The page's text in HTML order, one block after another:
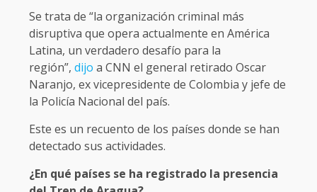
Se trata de “la organización criminal más
disruptiva que opera actualmente en América
Latina, un verdadero desafío para la
región”, dijo a CNN el general retirado Oscar
Naranjo, ex vicepresidente de Colombia y jefe de
la Policía Nacional del país.
Este es un recuento de los países donde se han
detectado sus actividades.
¿En qué países se ha registrado la presencia